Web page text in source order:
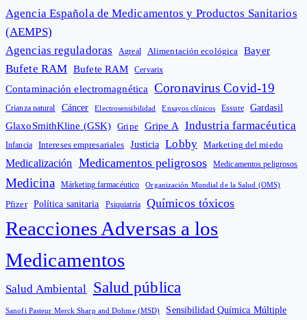
Agencia Española de Medicamentos y Productos Sanitarios
(AEMPS)
Agencias reguladoras
Agreal Alimentación ecológica Bayer
Bufete RAM Bufete RAM Cervarix
Contaminación electromagnética Coronavirus Covid-19
Crianza natural Cáncer Electrosensibilidad Ensayos clínicos Essure Gardasil
GlaxoSmithKline (GSK) Gripe Gripe A Industria farmacéutica
Infancia Intereses empresariales Justicia Lobby Marketing del miedo
Medicalización Medicamentos peligrosos Medicamentos peligrosos
Medicina Márketing farmacéutico Organización Mundial de la Salud (OMS)
Pfizer Política sanitaria Psiquiatría Químicos tóxicos
Reacciones Adversas a los
Medicamentos
Salud Ambiental Salud pública
Sanofi Pasteur Merck Sharp and Dohme (MSD) Sensibilidad Química Múltiple